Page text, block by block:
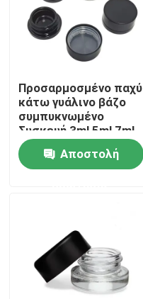
Σπίτι
Περίπου εμείς
Προσαρμοσμένο παχύ
κάτω γυάλινο βάζο
συμπυκνωμένο
Συσκευή 3ml 5ml 7ml
9ml 15ml
Αποστολή